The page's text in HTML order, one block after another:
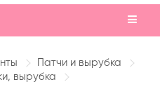
Патчи и вырубка
вырубка